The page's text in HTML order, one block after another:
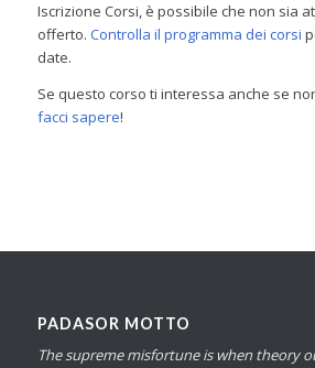
Iscrizione Corsi, è possibile che non sia
offerto. Controlla il programma dei corsi
date.
Se questo corso ti interessa anche se
facci sapere!
PADASOR MOTTO
The supreme misfortune is when theory